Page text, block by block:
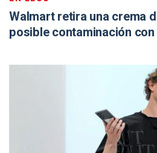
Walmart retira una crema
posible contaminación